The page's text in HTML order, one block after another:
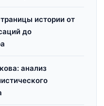
истории от
до
анализ